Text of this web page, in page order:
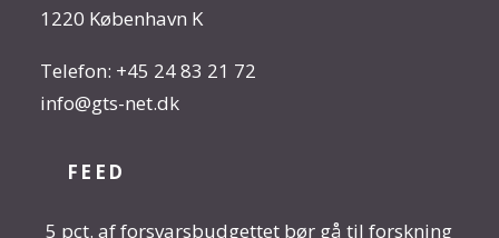
1220 København K
Telefon: +45 24 83 21 72
info@gts-net.dk
FEED
5 pct. af forsvarsbudgettet bør gå til forskning